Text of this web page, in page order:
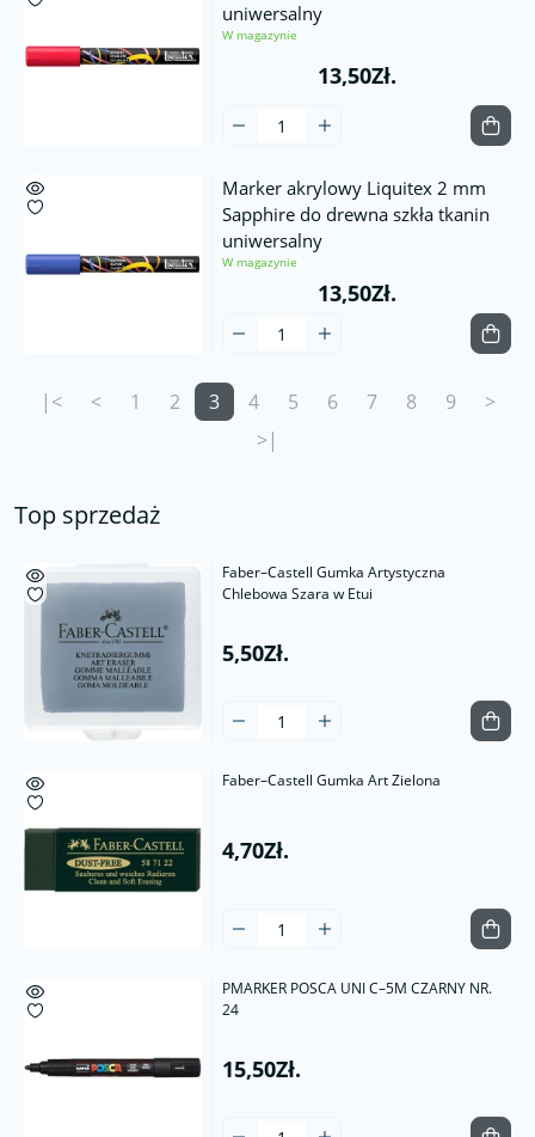
uniwersalny
W magazynie
13,50Zł.
Marker akrylowy Liquitex 2 mm
Sapphire do drewna szkła tkanin
uniwersalny
W magazynie
13,50Zł.
|< < 1 2 3 4 5 6 7 8 9
>
>|
Top sprzedaż
Faber–Castell Gumka Artystyczna
Chlebowa Szara w Etui
5,50Zł.
Faber–Castell Gumka Art Zielona
4,70Zł.
PMARKER POSCA UNI C–5M CZARNY NR.
24
15,50Zł.